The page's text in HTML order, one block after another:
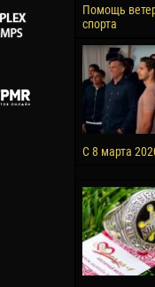
Помощь
спорта
С 8 марта